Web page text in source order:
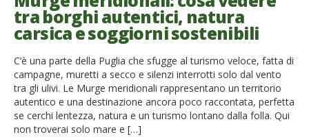
French
tra borghi autentici, natura
carsica e soggiorni sostenibili
C’è una parte della Puglia che sfugge al turismo veloce, fatta di
campagne, muretti a secco e silenzi interrotti solo dal vento
tra gli ulivi. Le Murge meridionali rappresentano un territorio
autentico e una destinazione ancora poco raccontata, perfetta
se cerchi lentezza, natura e un turismo lontano dalla folla. Qui
non troverai solo mare e […]